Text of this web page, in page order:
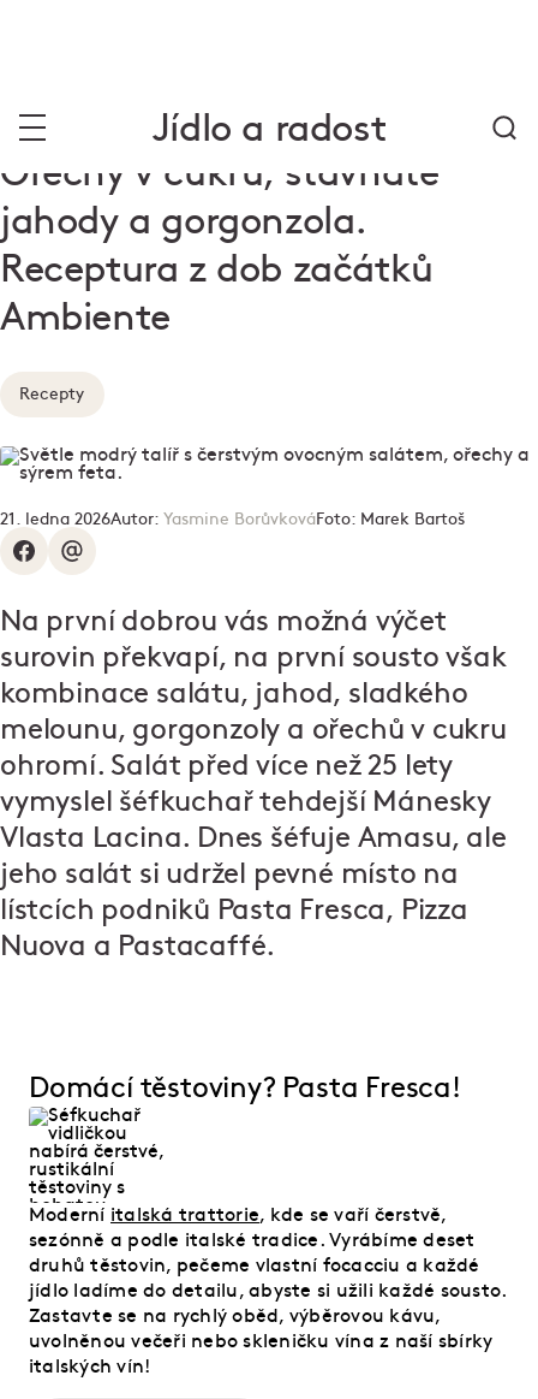
Jídlo a radost
Ořechy v cukru, šťavnaté
jahody a gorgonzola.
Receptura z dob začátků
Ambiente
Recepty
21. ledna 2026Autor: Yasmine BorůvkováFoto: Marek Bartoš
Na první dobrou vás možná výčet
surovin překvapí, na první sousto však
kombinace salátu, jahod, sladkého
melounu, gorgonzoly a ořechů v cukru
ohromí. Salát před více než 25 lety
vymyslel šéfkuchař tehdejší Mánesky
Vlasta Lacina. Dnes šéfuje Amasu, ale
jeho salát si udržel pevné místo na
lístcích podniků Pasta Fresca, Pizza
Nuova a Pastacaffé.
Domácí těstoviny? Pasta Fresca!
Moderní italská trattorie, kde se vaří čerstvě,
sezónně a podle italské tradice. Vyrábíme deset
druhů těstovin, pečeme vlastní focacciu a každé
jídlo ladíme do detailu, abyste si užili každé sousto.
Zastavte se na rychlý oběd, výběrovou kávu,
uvolněnou večeři nebo skleničku vína z naší sbírky
italských vín!